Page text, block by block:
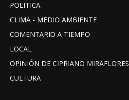
POLITICA
CLIMA - MEDIO AMBIENTE
COMENTARIO A TIEMPO
LOCAL
OPINIÓN DE CIPRIANO MIRAFLORES
CULTURA